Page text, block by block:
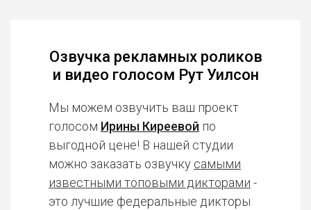
Озвучка рекламных роликов
и видео голосом Рут Уилсон
Мы можем озвучить ваш проект
голосом Ирины Киреевой по
выгодной цене! В нашей студии
можно заказать озвучку самыми
известными топовыми дикторами -
это лучшие федеральные дикторы